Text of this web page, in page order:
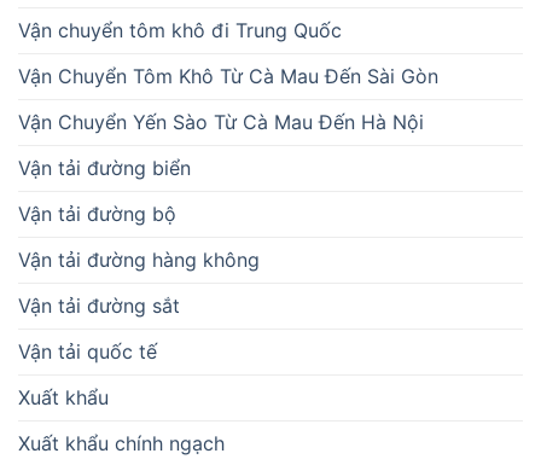
Vận chuyển tôm khô đi Trung Quốc
Vận Chuyển Tôm Khô Từ Cà Mau Đến Sài Gòn
Vận Chuyển Yến Sào Từ Cà Mau Đến Hà Nội
Vận tải đường biển
Vận tải đường bộ
Vận tải đường hàng không
Vận tải đường sắt
Vận tải quốc tế
Xuất khẩu
Xuất khẩu chính ngạch